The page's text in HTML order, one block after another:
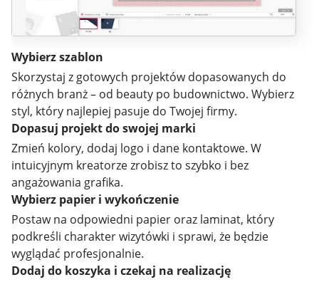
Wybierz szablon
Skorzystaj z gotowych projektów dopasowanych do
różnych branż – od beauty po budownictwo. Wybierz
styl, który najlepiej pasuje do Twojej firmy.
Dopasuj projekt do swojej marki
Zmień kolory, dodaj logo i dane kontaktowe. W
intuicyjnym kreatorze zrobisz to szybko i bez
angażowania grafika.
Wybierz papier i wykończenie
Postaw na odpowiedni papier oraz laminat, który
podkreśli charakter wizytówki i sprawi, że będzie
wyglądać profesjonalnie.
Dodaj do koszyka i czekaj na realizację